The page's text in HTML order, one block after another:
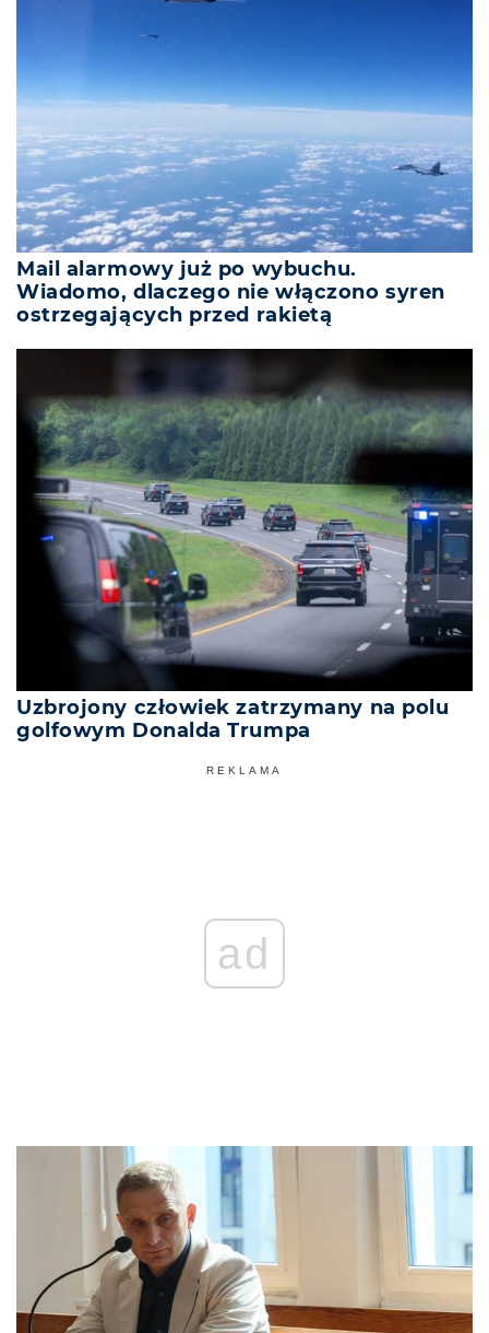
Mail alarmowy już po wybuchu.
Wiadomo, dlaczego nie włączono syren
ostrzegających przed rakietą
Uzbrojony człowiek zatrzymany na polu
golfowym Donalda Trumpa
REKLAMA
ad